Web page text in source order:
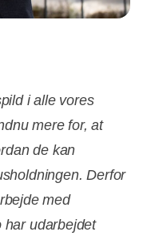
i alle vores
mere for, at
de kan
Derfor
med
har udarbejdet